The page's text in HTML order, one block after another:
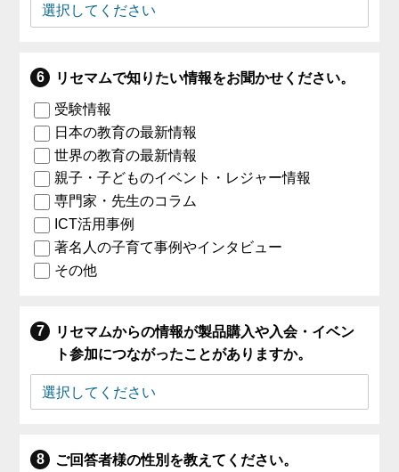
リセマムで知りたい情報をお聞かせください。
受験情報
日本の教育の最新情報
世界の教育の最新情報
親子・子どものイベント・レジャー情報
専門家・先生のコラム
ICT活用事例
著名人の子育て事例やインタビュー
その他
リセマムからの情報が製品購入や入会・イベン
ト参加につながったことがありますか。
ご回答者様の性別を教えてください。